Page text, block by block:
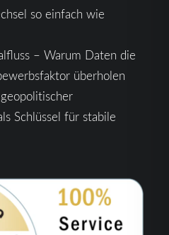
so einfach wie
– Warum Daten die
überholen
Schlüssel für stabile